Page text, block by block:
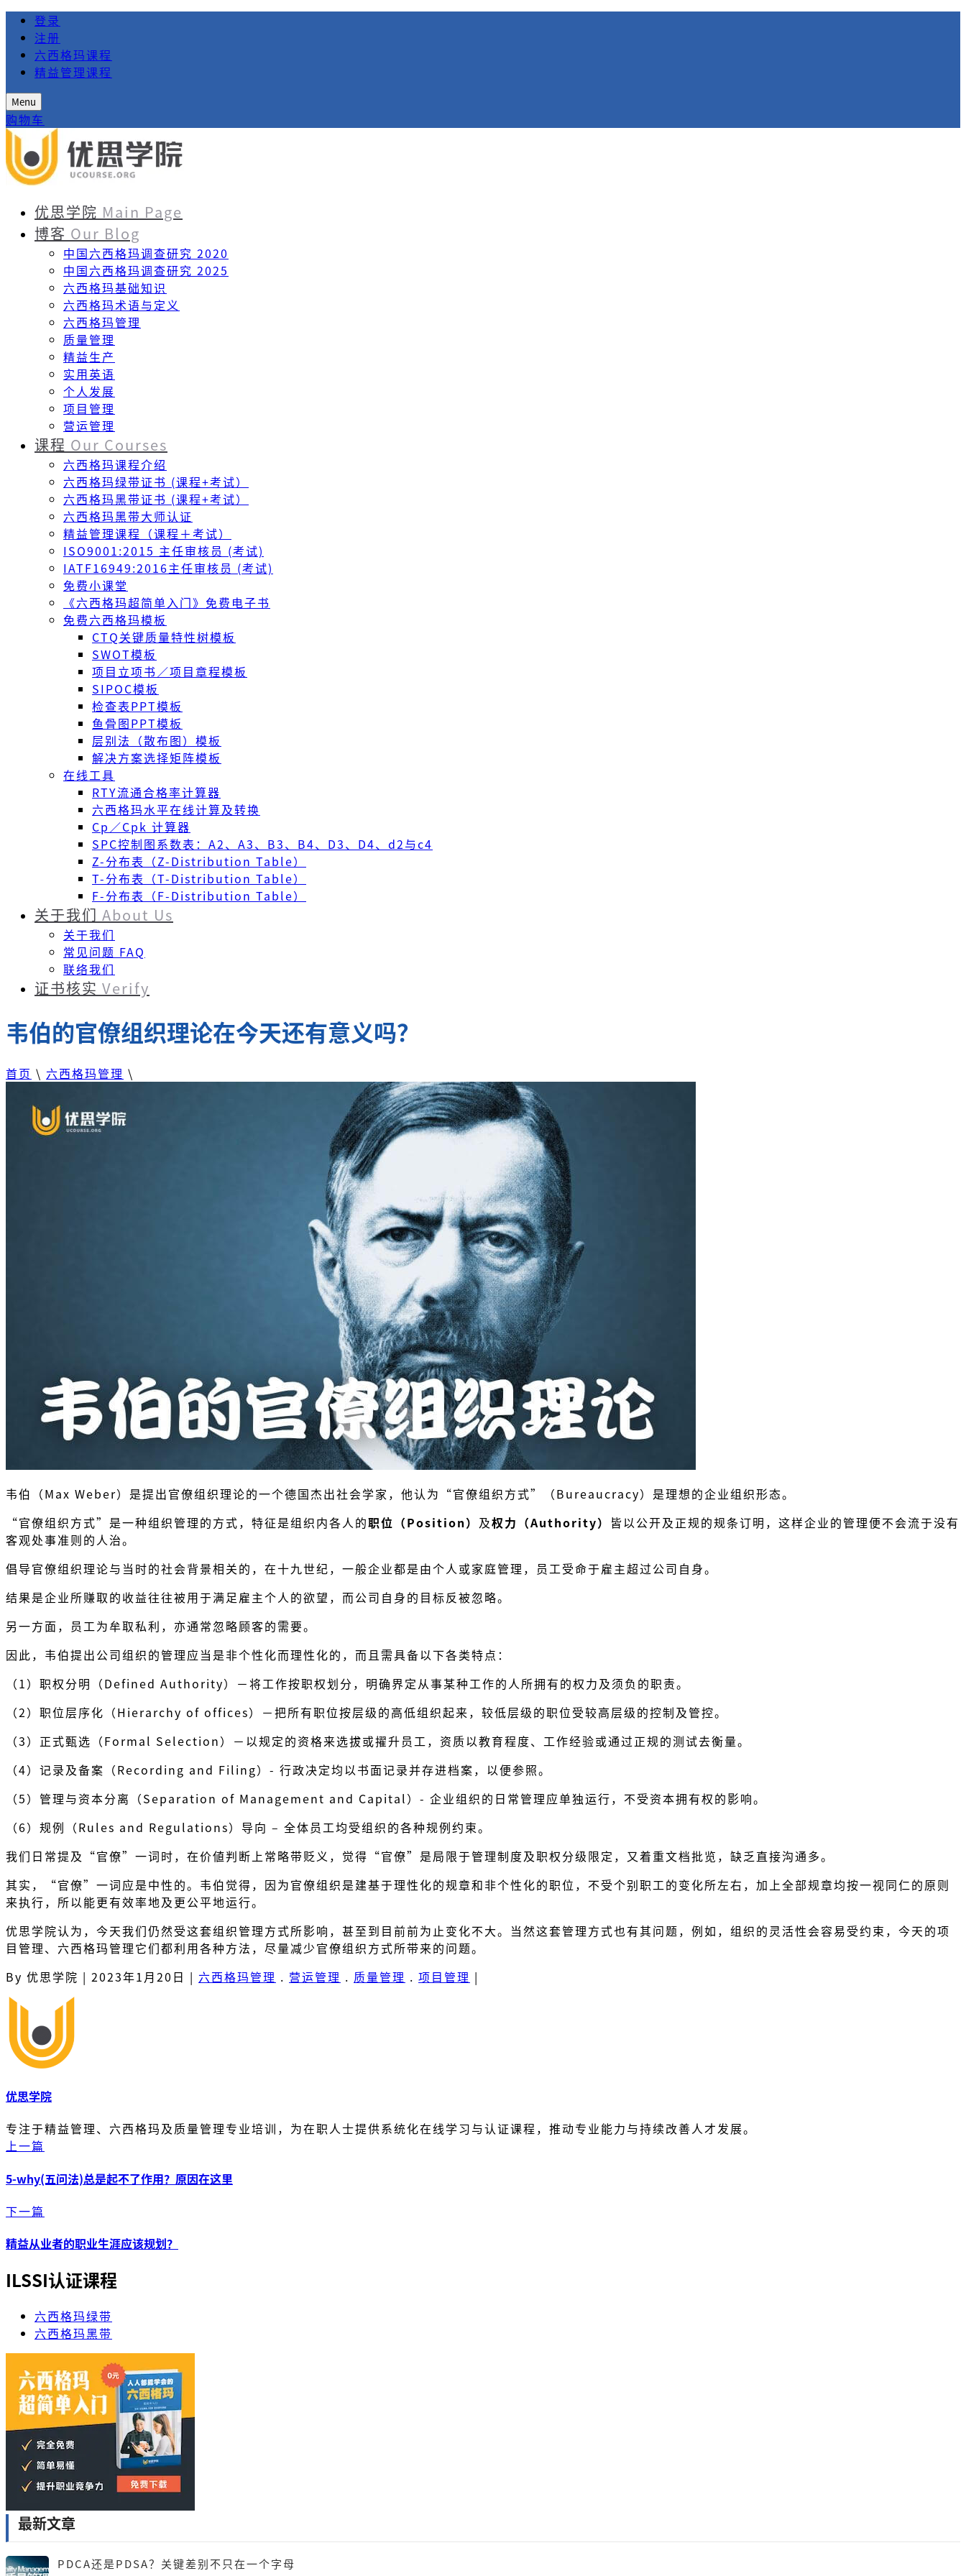
登录
注册
六西格玛课程
精益管理课程
Menu
购物车
优思学院 Main Page
博客 Our Blog
中国六西格玛调查研究 2020
中国六西格玛调查研究 2025
六西格玛基础知识
六西格玛术语与定义
六西格玛管理
质量管理
精益生产
实用英语
个人发展
项目管理
营运管理
课程 Our Courses
六西格玛课程介绍
六西格玛绿带证书 (课程+考试）
六西格玛黑带证书 (课程+考试）
六西格玛黑带大师认证
精益管理课程（课程＋考试）
ISO9001:2015 主任审核员 (考试)
IATF16949:2016主任审核员 (考试)
免费小课堂
《六西格玛超简单入门》免费电子书
免费六西格玛模板
CTQ关键质量特性树模板
SWOT模板
项目立项书／项目章程模板
SIPOC模板
检查表PPT模板
鱼骨图PPT模板
层别法（散布图）模板
解决方案选择矩阵模板
在线工具
RTY流通合格率计算器
六西格玛水平在线计算及转换
Cp／Cpk 计算器
SPC控制图系数表：A2、A3、B3、B4、D3、D4、d2与c4
Z-分布表（Z-Distribution Table）
T-分布表（T-Distribution Table）
F-分布表（F-Distribution Table）
关于我们 About Us
关于我们
常见问题 FAQ
联络我们
证书核实 Verify
韦伯的官僚组织理论在今天还有意义吗？
首页 \ 六西格玛管理 \
韦伯（Max Weber）是提出官僚组织理论的一个德国杰出社会学家，他认为“官僚组织方式”（Bureaucracy）是理想的企业组织形态。
“官僚组织方式”是一种组织管理的方式，特征是组织内各人的职位（Position） 及权力（Authority） 皆以公开及正规的规条订明，这样企业的管理便不会流于没有
客观处事准则的人治。
倡导官僚组织理论与当时的社会背景相关的，在十九世纪，一般企业都是由个人或家庭管理，员工受命于雇主超过公司自身。
结果是企业所赚取的收益往往被用于满足雇主个人的欲望，而公司自身的目标反被忽略。
另一方面，员工为牟取私利，亦通常忽略顾客的需要。
因此，韦伯提出公司组织的管理应当是非个性化而理性化的，而且需具备以下各类特点：
（1）职权分明（Defined Authority）－将工作按职权划分，明确界定从事某种工作的人所拥有的权力及须负的职责。
（2）职位层序化（Hierarchy of offices）－把所有职位按层级的高低组织起来，较低层级的职位受较高层级的控制及管控。
（3）正式甄选（Formal Selection）－以规定的资格来选拔或擢升员工，资质以教育程度、工作经验或通过正规的测试去衡量。
（4）记录及备案（Recording and Filing）- 行政决定均以书面记录并存进档案，以便参照。
（5）管理与资本分离（Separation of Management and Capital）- 企业组织的日常管理应单独运行，不受资本拥有权的影响。
（6）规例（Rules and Regulations）导向 – 全体员工均受组织的各种规例约束。
我们日常提及“官僚”一词时，在价値判断上常略带贬义，觉得“官僚”是局限于管理制度及职权分级限定，又着重文档批览，缺乏直接沟通多。
其实，“官僚”一词应是中性的。韦伯觉得，因为官僚组织是建基于理性化的规章和非个性化的职位，不受个别职工的变化所左右，加上全部规章均按一视同仁的原则
来执行，所以能更有效率地及更公平地运行。
优思学院认为，今天我们仍然受这套组织管理方式所影响，甚至到目前前为止变化不大。当然这套管理方式也有其问题，例如，组织的灵活性会容易受约束，今天的项
目管理、六西格玛管理它们都利用各种方法，尽量减少官僚组织方式所带来的问题。
By 优思学院 | 2023年1月20日 | 六西格玛管理 . 营运管理 . 质量管理 . 项目管理 |
优思学院
专注于精益管理、六西格玛及质量管理专业培训，为在职人士提供系统化在线学习与认证课程，推动专业能力与持续改善人才发展。
上一篇
5-why(五问法)总是起不了作用？原因在这里
下一篇
精益从业者的职业生涯应该规划？
ILSSI认证课程
六西格玛绿带
六西格玛黑带
最新文章
PDCA还是PDSA？关键差别不只在一个字母